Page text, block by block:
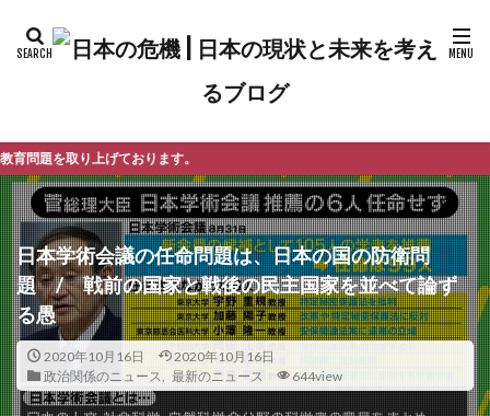
す。
日本学術会議の任命問題は、日本の国の防衛問
題 / 戦前の国家と戦後の民主国家を並べて論ず
る愚
2020年10月16日
2020年10月16日
政治関係のニュース
最新のニュース 644view